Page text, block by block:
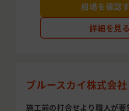
詳細を見る
相場を確認
ブルースカイ株式会社
施工前の打合せより職人が